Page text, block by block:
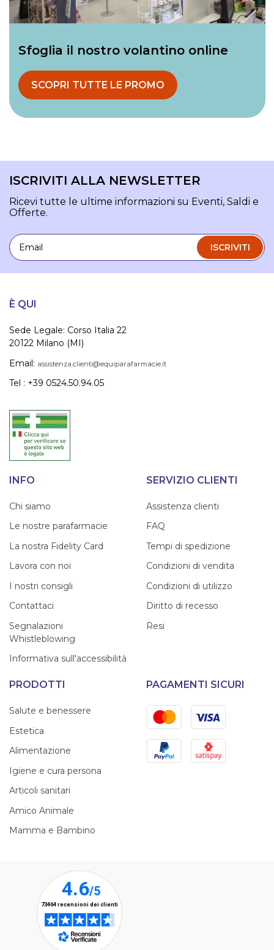
Sfoglia il nostro volantino online
SCOPRI TUTTE LE PROMO
ISCRIVITI ALLA NEWSLETTER
Ricevi tutte le ultime informazioni su Eventi, Saldi e
Offerte.
Email
ISCRIVITI
È QUI
Sede Legale: Corso Italia 22
20122 Milano (MI)
Email: assistenza.clienti@equiparafarmacie.it
Tel : +39 0524.50.94.05
INFO
Chi siamo
Le nostre parafarmacie
La nostra Fidelity Card
Lavora con noi
I nostri consigli
Contattaci
Segnalazioni
Whistleblowing
Informativa sull'accessibilità
SERVIZIO CLIENTI
Assistenza clienti
FAQ
Tempi di spedizione
Condizioni di vendita
Condizioni di utilizzo
Diritto di recesso
Resi
PRODOTTI
Salute e benessere
Estetica
Alimentazione
Igiene e cura persona
Articoli sanitari
Amico Animale
Mamma e Bambino
PAGAMENTI SICURI
MastercardVisa
PayPal Satispay